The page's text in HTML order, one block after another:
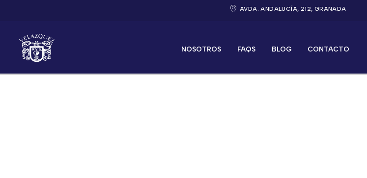
AVDA. ANDALUCÍA, 212, GRANADA
NOSOTROS FAQS BLOG CONTACTO